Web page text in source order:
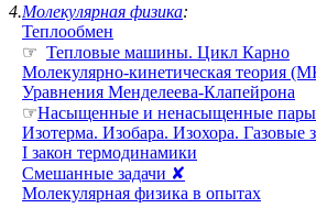
4.Молекулярная физика:
Теплообмен
☞ Тепловые машины. Цикл Карно
Молекулярно-кинетическая теория
Уравнения Менделеева-Клапейрона
☞Насыщенные и ненасыщенные
Изотерма. Изобара. Изохора. Газовые
I закон термодинамики
Смешанные задачи ✘
Молекулярная физика в опытах